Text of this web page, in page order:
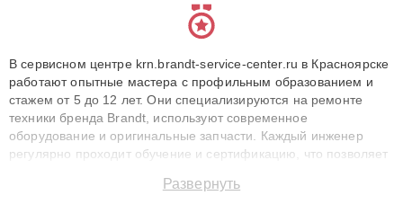
В сервисном центре krn.brandt-service-center.ru в Красноярске
работают опытные мастера с профильным образованием и
стажем от 5 до 12 лет. Они специализируются на ремонте
техники бренда Brandt, используют современное
оборудование и оригинальные запчасти. Каждый инженер
регулярно проходит обучение и сертификацию, что позволяет
технику с сохранением гарантии до 3 лет. Наши мастера
Развернуть